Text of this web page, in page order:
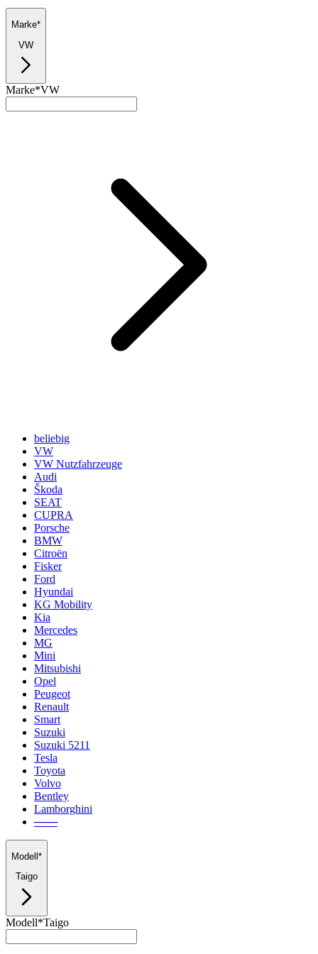
Marke*
VW
Marke*VW
beliebig
VW
VW Nutzfahrzeuge
Audi
Škoda
SEAT
CUPRA
Porsche
BMW
Citroën
Fisker
Ford
Hyundai
KG Mobility
Kia
Mercedes
MG
Mini
Mitsubishi
Opel
Peugeot
Renault
Smart
Suzuki
Suzuki 5211
Tesla
Toyota
Volvo
Bentley
Lamborghini
───
Modell*
Taigo
Modell*Taigo